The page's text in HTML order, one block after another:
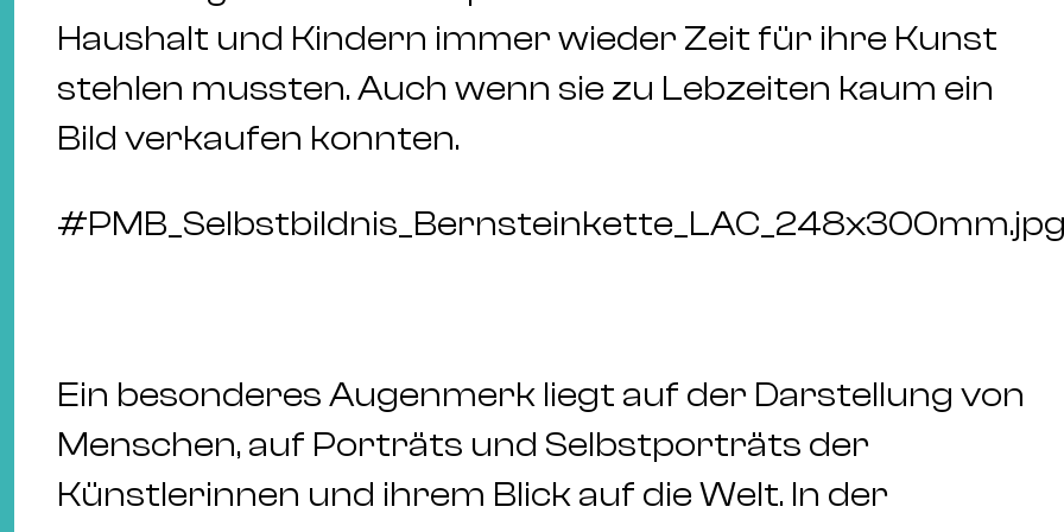
Haushalt und Kindern immer wieder Zeit für ihre Kunst
stehlen mussten. Auch wenn sie zu Lebzeiten kaum ein
Bild verkaufen konnten.
#
Ein besonderes Augenmerk liegt auf der Darstellung von
Menschen, auf Porträts und Selbstporträts der
Künstlerinnen und ihrem Blick auf die Welt. In der